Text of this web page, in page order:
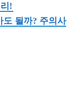
!
도 될까? 주의사